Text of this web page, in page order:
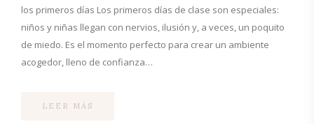
los primeros días Los primeros días de clase son especiales:
niños y niñas llegan con nervios, ilusión y, a veces, un poquito
de miedo. Es el momento perfecto para crear un ambiente
acogedor, lleno de confianza…
LEER MÁS